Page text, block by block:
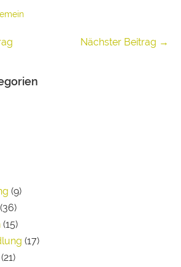
Nächster Beitrag →
(9)
(36)
(15)
(17)
(21)